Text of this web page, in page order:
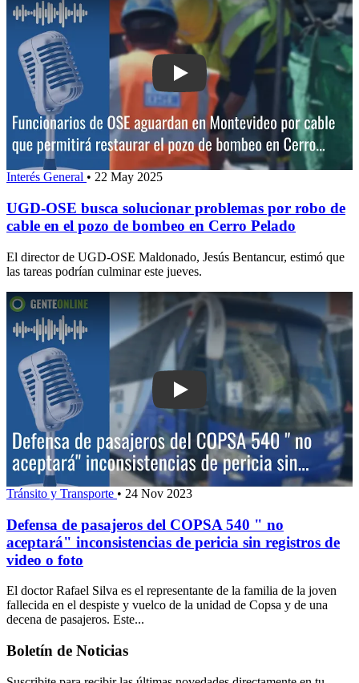
Play: UGD-OSE busca solucionar
Interés General • 22 May 2025
UGD-OSE busca solucionar problemas por robo de
cable en el pozo de bombeo en Cerro Pelado
El director de UGD-OSE Maldonado, Jesús Bentancur, estimó que
las tareas podrían culminar este jueves.
Play: Defensa de pasajeros del
Tránsito y Transporte • 24 Nov 2023
Defensa de pasajeros del COPSA 540 " no
aceptará" inconsistencias de pericia sin registros de
video o foto
El doctor Rafael Silva es el representante de la familia de la joven
fallecida en el despiste y vuelco de la unidad de Copsa y de una
decena de pasajeros. Este...
Boletín de Noticias